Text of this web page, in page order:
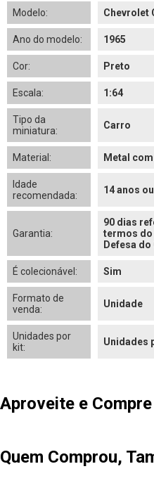
Modelo: Chevrolet
Ano do modelo: 1965
Cor: Preto
Escala: 1:64
Tipo da
miniatura:
Carro
Material: Metal
Idade
recomendada:
14 anos
Garantia:
90 dias
termos do
Defesa
É colecionável: Sim
Formato de
venda:
Unidade
Unidades por
kit:
Unidades
Aproveite e
Quem Comprou,